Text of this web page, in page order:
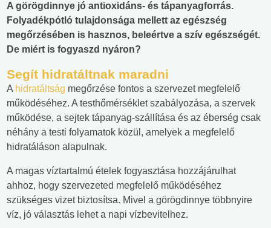
A görögdinnye jó antioxidáns- és tápanyagforrás.
Folyadékpótló tulajdonsága mellett az egészség
megőrzésében is hasznos, beleértve a szív egészségét.
De miért is fogyaszd nyáron?
Segít hidratáltnak maradni
A hidratáltság megőrzése fontos a szervezet megfelelő
működéséhez. A testhőmérséklet szabályozása, a szervek
működése, a sejtek tápanyag-szállítása és az éberség csak
néhány a testi folyamatok közül, amelyek a megfelelő
hidratáláson alapulnak.
A magas víztartalmú ételek fogyasztása hozzájárulhat
ahhoz, hogy szervezeted megfelelő működéséhez
szükséges vizet biztosítsa. Mivel a görögdinnye többnyire
víz, jó választás lehet a napi vízbevitelhez.